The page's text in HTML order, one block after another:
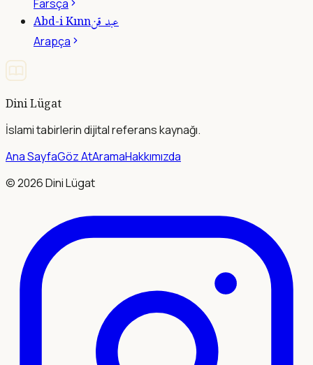
Farsça
Abd-i Kınnعبد قن
Arapça
Dini Lügat
İslami tabirlerin dijital referans kaynağı.
Ana SayfaGöz AtAramaHakkımızda
©2026Dini Lügat